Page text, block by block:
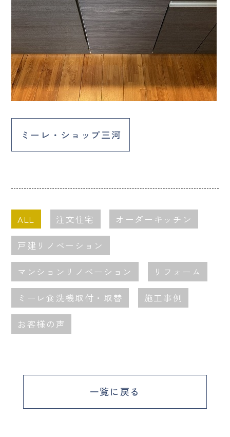
ミーレ・ショップ三河
ALL 注文住宅 オーダーキッチン
戸建リノベーション
マンションリノベーション リフォーム
ミーレ食洗機取付・取替 施工事例
お客様の声
一覧に戻る